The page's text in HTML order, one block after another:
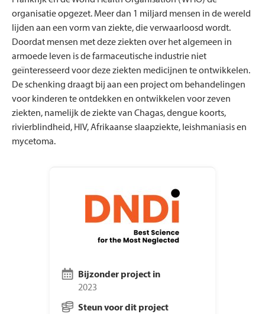
organisatie opgezet. Meer dan 1 miljard mensen in de wereld
lijden aan een vorm van ziekte, die verwaarloosd wordt.
Doordat mensen met deze ziekten over het algemeen in
armoede leven is de farmaceutische industrie niet
geïnteresseerd voor deze ziekten medicijnen te ontwikkelen.
De schenking draagt bij aan een project om behandelingen
voor kinderen te ontdekken en ontwikkelen voor zeven
ziekten, namelijk de ziekte van Chagas, dengue koorts,
rivierblindheid, HIV, Afrikaanse slaapziekte, leishmaniasis en
mycetoma.
Bijzonder project in
2023
Steun voor dit project